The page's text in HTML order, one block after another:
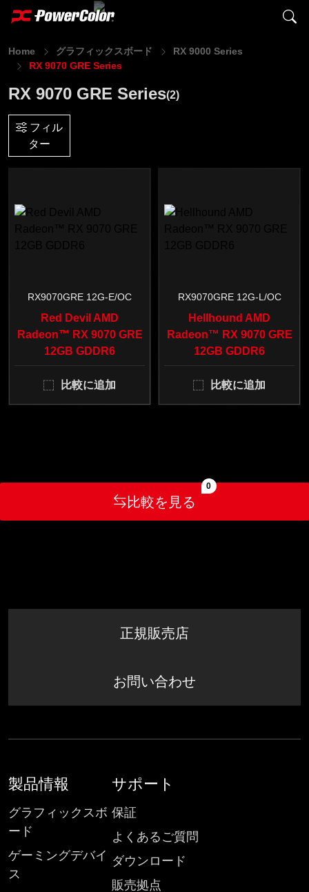
Home グラフィックスボード
RX 9000 Series
RX 9070 GRE Series
RX 9070 GRE Series(2)
フィル
ター
RX9070GRE 12G-E/OC
Red Devil AMD
Radeon™ RX 9070 GRE
12GB GDDR6
比較に追加
RX9070GRE 12G-L/OC
Hellhound AMD
Radeon™ RX 9070 GRE
12GB GDDR6
比較に追加
比較を見る
0
正規販売店
お問い合わせ
製品情報
グラフィックスボ
ード
ゲーミングデバイ
ス
サポート
保証
よくあるご質問
ダウンロード
販売拠点